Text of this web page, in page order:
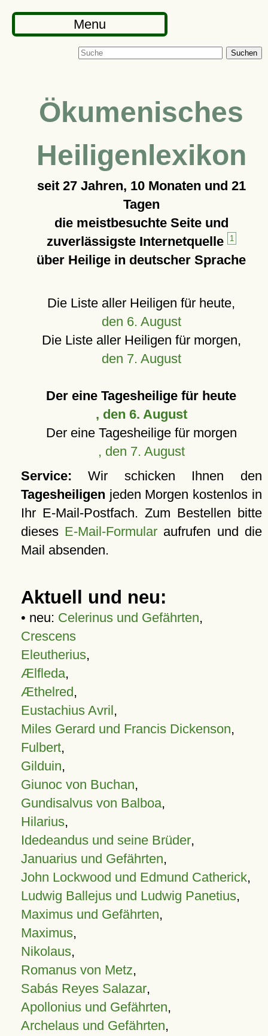
Menu
Suchen
Ökumenisches
Heiligenlexikon
seit 27 Jahren, 10 Monaten und 21
Tagen
die meistbesuchte Seite und
zuverlässigste Internetquelle
1
über Heilige in deutscher Sprache
Die Liste aller Heiligen für heute,
den 6. August
Die Liste aller Heiligen für morgen,
den 7. August
Der eine Tagesheilige für heute
, den 6. August
Der eine Tagesheilige für morgen
, den 7. August
Service: Wir schicken Ihnen den
Tagesheiligen jeden Morgen kostenlos in
Ihr E-Mail-Postfach. Zum Bestellen bitte
dieses E-Mail-Formular aufrufen und die
Mail absenden.
Aktuell und neu:
• neu: Celerinus und Gefährten,
Crescens
Eleutherius,
Ælfleda,
Æthelred,
Eustachius Avril,
Miles Gerard und Francis Dickenson,
Fulbert,
Gilduin,
Giunoc von Buchan,
Gundisalvus von Balboa,
Hilarius,
Idedeandus und seine Brüder,
Januarius und Gefährten,
John Lockwood und Edmund Catherick,
Ludwig Ballejus und Ludwig Panetius,
Maximus und Gefährten,
Maximus,
Nikolaus,
Romanus von Metz,
Sabás Reyes Salazar,
Apollonius und Gefährten,
Archelaus und Gefährten,